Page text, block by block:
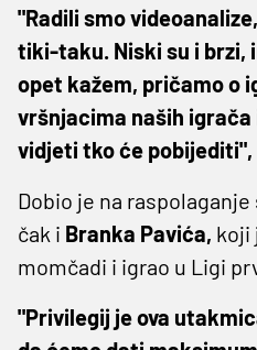
"Radili smo
tiki-taku. Niski su i brzi,
opet kažem, pričamo o
vršnjacima naših
vidjeti tko će pobijediti",
Dobio je na
čak i Branka Pavića, koji
momčadi i igrao u Ligi
"Privilegij je ova